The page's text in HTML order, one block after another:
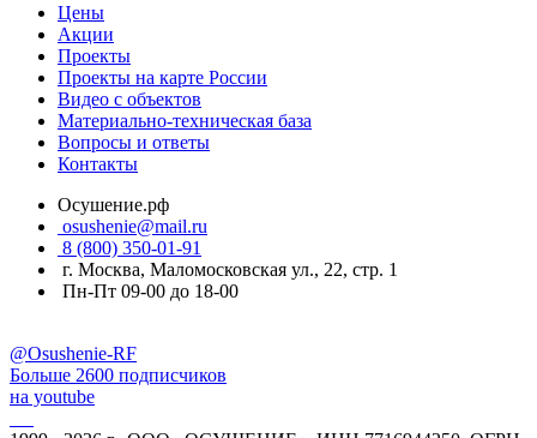
Цены
Акции
Проекты
Проекты на карте России
Видео с объектов
Материально-техническая база
Вопросы и ответы
Контакты
Осушение.рф
osushenie@mail.ru
8 (800) 350-01-91
г. Москва, Маломосковская ул., 22, стр. 1
Пн-Пт 09-00 до 18-00
@Osushenie-RF
Больше 2600 подписчиков
на youtube